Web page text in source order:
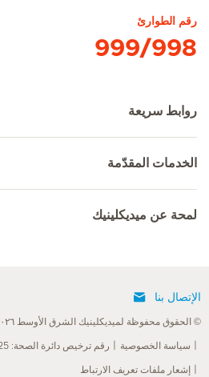
رقم الطوارئ
999/998
روابط سريعة
الخدمات المقدّمة
لمحة عن ميديكلينيك
الإتصال بنا
© الحقوق محفوظة لميديكلينيك الشرق الأوسط ٢٠٢٦
سياسة الخصوصية رقم ترخيص دائرة الصحة: QQ10NERF-081225
إشعار ملفات تعريف الارتباط